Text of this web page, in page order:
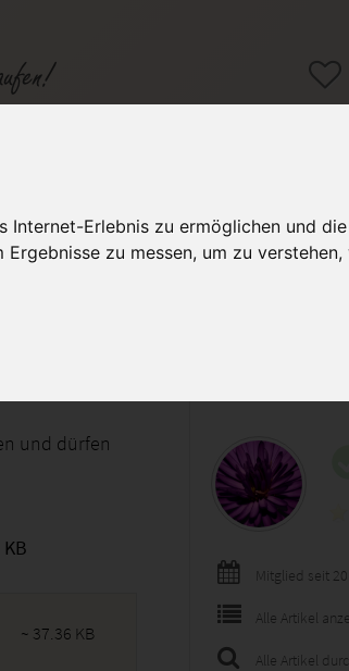
Erlebnis zu ermöglichen und
zu messen, um zu
/ Lehrgänge Hilfe
und dürfen
~ 37.36 KB
Mitglied seit
Alle Artikel
Alle Artikel